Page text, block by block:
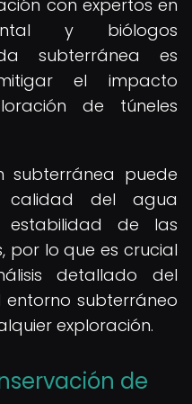
con expertos en
y biólogos
subterránea es
el impacto
de túneles
subterránea puede
del agua
de las
por lo que es crucial
detallado del
subterráneo
exploración.
de